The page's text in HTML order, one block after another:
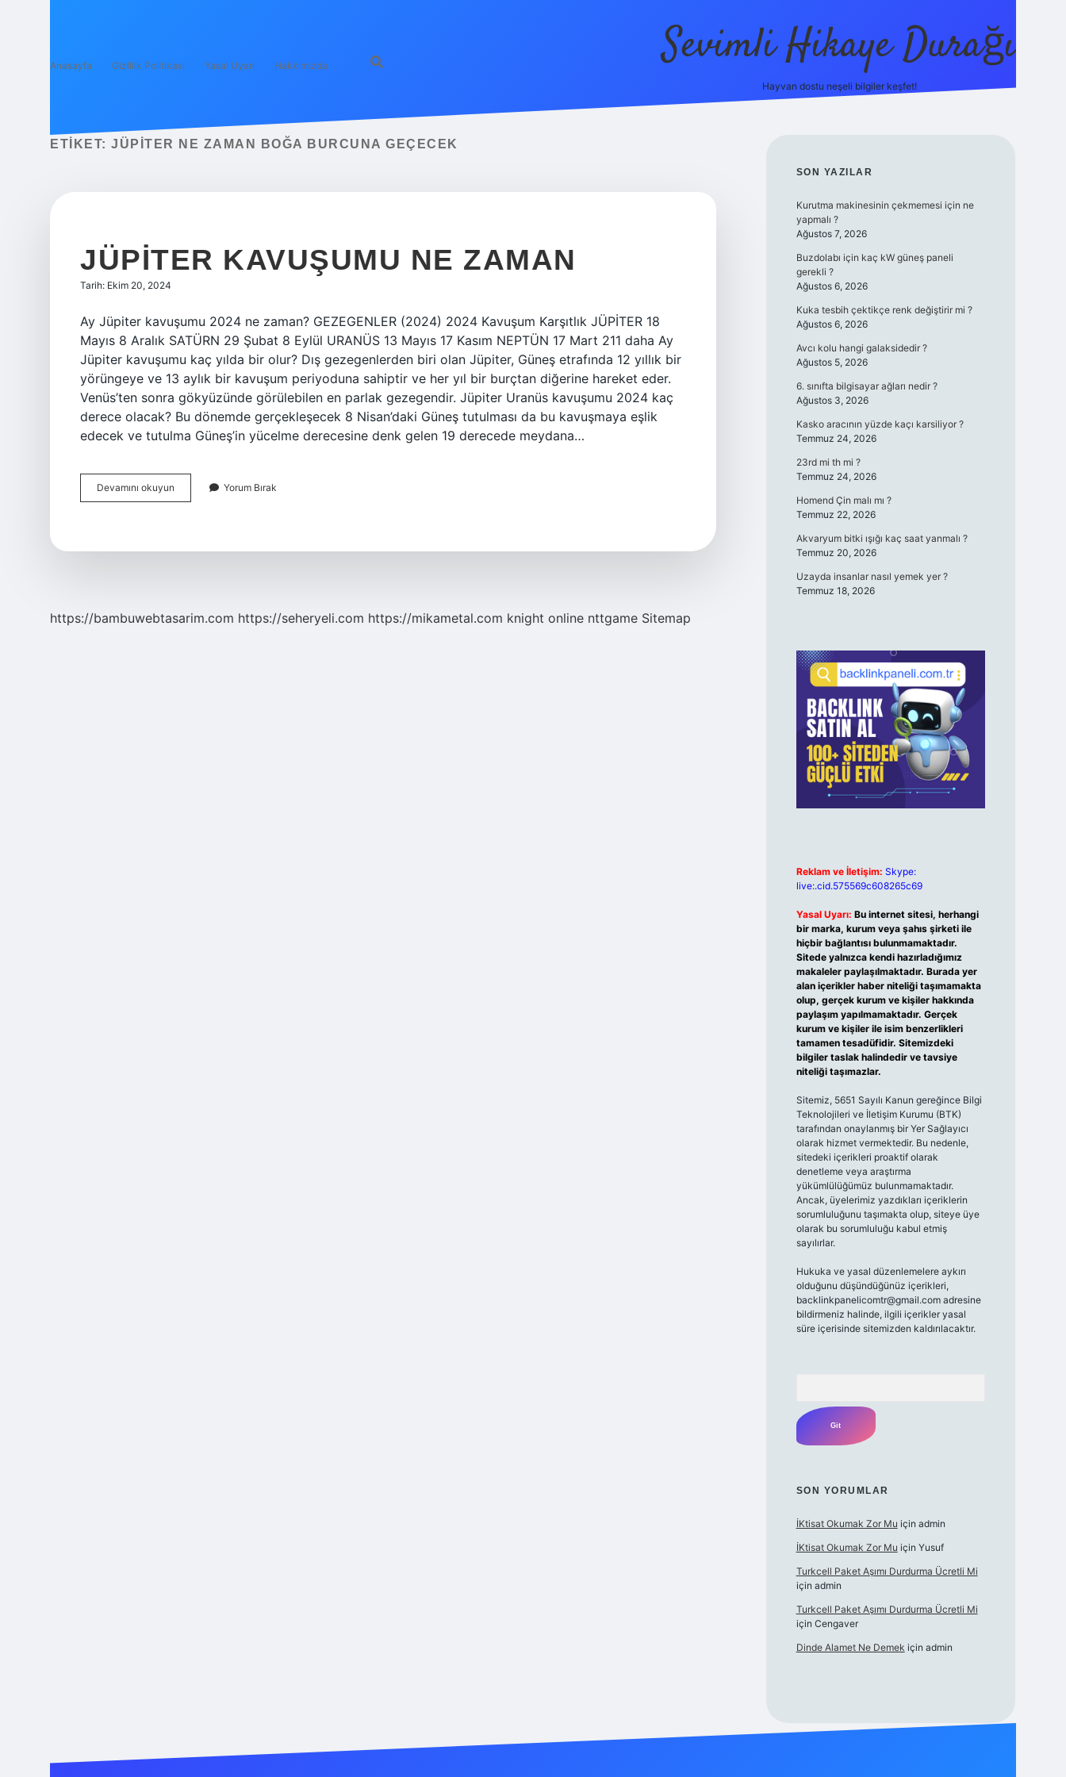
Anasayfa Gizlilik Politikası Yasal Uyarı Hakkımızda Sevimli Hikaye Durağı
Hayvan dostu neşeli bilgiler keşfet!
ETIKET: JÜPITER NE ZAMAN BOĞA BURCUNA GEÇECEK
JÜPITER KAVUŞUMU NE ZAMAN
Tarih: Ekim 20, 2024
Ay Jüpiter kavuşumu 2024 ne zaman? GEZEGENLER (2024) 2024 Kavuşum Karşıtlık JÜPİTER 18
Mayıs 8 Aralık SATÜRN 29 Şubat 8 ​​Eylül URANÜS 13 Mayıs 17 Kasım NEPTÜN 17 ​​Mart 211 daha Ay
Jüpiter kavuşumu kaç yılda bir olur? Dış gezegenlerden biri olan Jüpiter, Güneş etrafında 12 yıllık bir
yörüngeye ve 13 aylık bir kavuşum periyoduna sahiptir ve her yıl bir burçtan diğerine hareket eder.
Venüs’ten sonra gökyüzünde görülebilen en parlak gezegendir. Jüpiter Uranüs kavuşumu 2024 kaç
derece olacak? Bu dönemde gerçekleşecek 8 Nisan’daki Güneş tutulması da bu kavuşmaya eşlik
edecek ve tutulma Güneş’in yücelme derecesine denk gelen 19 derecede meydana…
Devamını okuyun
Kavuşumu
Yorum Bırak
https://bambuwebtasarim.com https://seheryeli.com https://mikametal.com knight online nttgame Sitemap
SIDEBAR
SON YAZILAR
Kurutma makinesinin çekmemesi için ne
yapmalı ?
Ağustos 7, 2026
Buzdolabı için kaç kW güneş paneli
gerekli ?
Ağustos 6, 2026
Kuka tesbih çektikçe renk değiştirir mi ?
Ağustos 6, 2026
Avcı kolu hangi galaksidedir ?
Ağustos 5, 2026
6. sınıfta bilgisayar ağları nedir ?
Ağustos 3, 2026
Kasko aracının yüzde kaçı karsiliyor ?
Temmuz 24, 2026
23rd mi th mi ?
Temmuz 24, 2026
Homend Çin malı mı ?
Temmuz 22, 2026
Akvaryum bitki ışığı kaç saat yanmalı ?
Temmuz 20, 2026
Uzayda insanlar nasıl yemek yer ?
Temmuz 18, 2026
Reklam ve İletişim: Skype:
live:.cid.575569c608265c69
Yasal Uyarı: Bu internet sitesi, herhangi
bir marka, kurum veya şahıs şirketi ile
hiçbir bağlantısı bulunmamaktadır.
Sitede yalnızca kendi hazırladığımız
makaleler paylaşılmaktadır. Burada yer
alan içerikler haber niteliği taşımamakta
olup, gerçek kurum ve kişiler hakkında
paylaşım yapılmamaktadır. Gerçek
kurum ve kişiler ile isim benzerlikleri
tamamen tesadüfidir. Sitemizdeki
bilgiler taslak halindedir ve tavsiye
niteliği taşımazlar.
Sitemiz, 5651 Sayılı Kanun gereğince Bilgi
Teknolojileri ve İletişim Kurumu (BTK)
tarafından onaylanmış bir Yer Sağlayıcı
olarak hizmet vermektedir. Bu nedenle,
sitedeki içerikleri proaktif olarak
denetleme veya araştırma
yükümlülüğümüz bulunmamaktadır.
Ancak, üyelerimiz yazdıkları içeriklerin
sorumluluğunu taşımakta olup, siteye üye
olarak bu sorumluluğu kabul etmiş
sayılırlar.
Hukuka ve yasal düzenlemelere aykırı
olduğunu düşündüğünüz içerikleri,
backlinkpanelicomtr@gmail.comadresine
bildirmeniz halinde, ilgili içerikler yasal
süre içerisinde sitemizden kaldırılacaktır.
SON YORUMLAR
İKtisat Okumak Zor Mu için admin
İKtisat Okumak Zor Mu için Yusuf
Turkcell Paket Aşımı Durdurma Ücretli Mi
için admin
Turkcell Paket Aşımı Durdurma Ücretli Mi
için Cengaver
Dinde Alamet Ne Demek için admin